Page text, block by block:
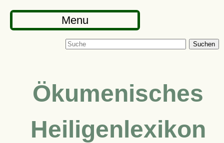
Menu
Suchen
Ökumenisches
Heiligenlexikon